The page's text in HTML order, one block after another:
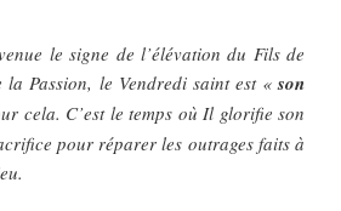
le signe de l’élévation du Fils de
la Passion, le Vendredi saint est «son
cela. C’est le temps où Il glorifie son
pour réparer les outrages faits à